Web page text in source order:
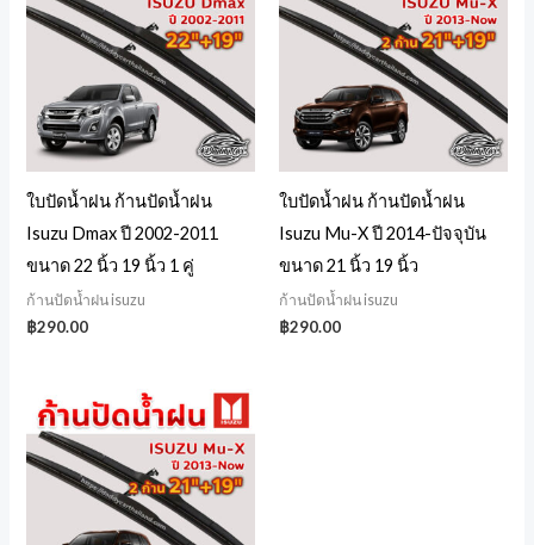
ใบปัดน้ำฝน ก้านปัดน้ำฝน
Isuzu Dmax ปี 2002-2011
ขนาด 22 นิ้ว 19 นิ้ว 1 คู่
ก้านปัดน้ำฝน isuzu
฿290.00
ใบปัดน้ำฝน ก้านปัดน้ำฝน
Isuzu Mu-X ปี 2014-ปัจจุบัน
ขนาด 21 นิ้ว 19 นิ้ว
ก้านปัดน้ำฝน isuzu
฿290.00